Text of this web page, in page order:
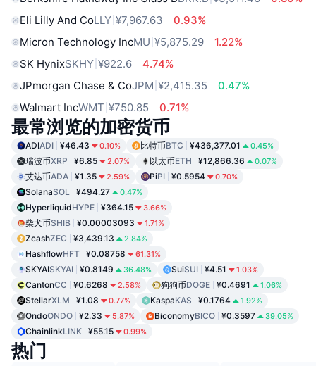
Eli Lilly And CoLLY ¥7,967.63
0.93%
Micron Technology IncMU ¥5,875.29
1.22%
SK HynixSKHY ¥922.6
4.74%
JPmorgan Chase & CoJPM ¥2,415.35
0.47%
Walmart IncWMT ¥750.85 0.71%
最常浏览的加密货币
ADIADI ¥46.43 0.10% 比特币BTC ¥436,377.01 0.45%
瑞波币XRP ¥6.85 2.07% 以太币ETH ¥12,866.36 0.07%
艾达币ADA ¥1.35 2.59% PiPI ¥0.5954 0.70%
SolanaSOL ¥494.27 0.47%
HyperliquidHYPE ¥364.15 3.66%
柴犬币SHIB ¥0.00003093 1.71%
ZcashZEC ¥3,439.13 2.84%
HashflowHFT ¥0.08758 61.31%
SKYAISKYAI ¥0.8149 36.48% SuiSUI ¥4.51 1.03%
CantonCC ¥0.6268 2.58% 狗狗币DOGE ¥0.4691 1.06%
StellarXLM ¥1.08 0.77% KaspaKAS ¥0.1764 1.92%
OndoONDO ¥2.33 5.87% BiconomyBICO ¥0.3597 39.05%
ChainlinkLINK ¥55.15 0.99%
热门